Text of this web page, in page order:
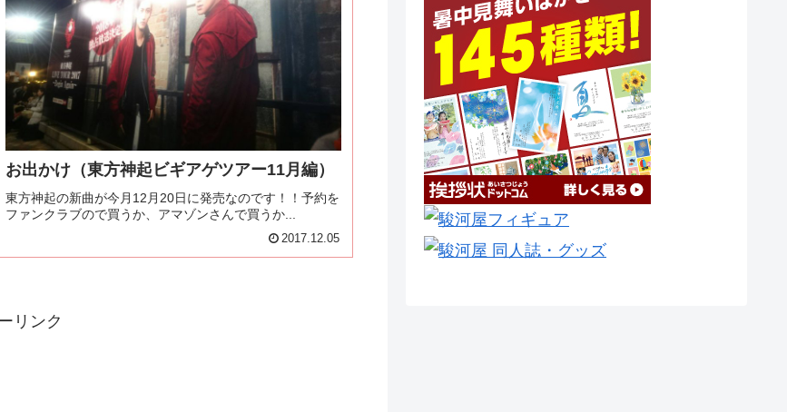
お出かけ（東方神起ビギアゲツアー11月編）
東方神起の新曲が今月12月20日に発売なのです！！予約を
ファンクラブので買うか、アマゾンさんで買うか...
2017.12.05
リンク